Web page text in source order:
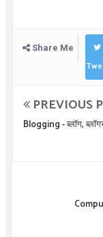
Share Me
PREVIOUS
Blogging - ब्लॉग,